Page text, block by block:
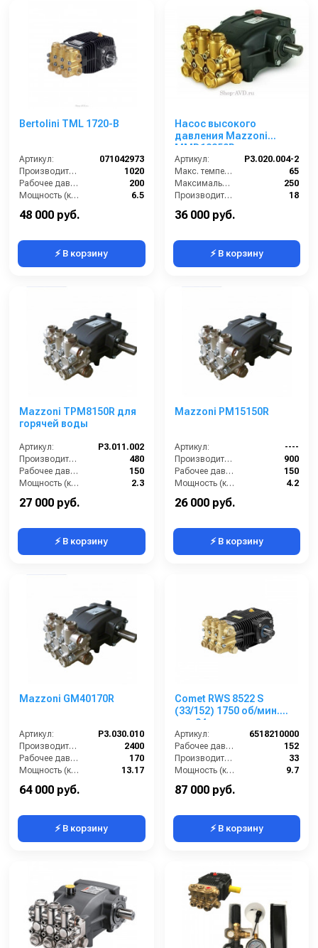
Bertolini TML 1720-B
Артикул:
071042973
Производительность (л/ч):
1020
Рабочее давление (бар):
200
Мощность (кВт):
6.5
48 000 руб.
⚡ В корзину
Насос высокого
давления Mazzoni
MMD18250R
Артикул:
P3.020.004-2
Макс. температура воды (°C):
65
Максимальное давление (бар):
250
Производительность (л/мин):
18
Мощность (кВт):
36 000 руб.
⚡ В корзину
Mazzoni TPM8150R для
горячей воды
Артикул:
P3.011.002
Производительность (л/ч):
480
Рабочее давление (бар):
150
Мощность (кВт):
2.3
27 000 руб.
⚡ В корзину
Mazzoni PM15150R
Артикул:
----
Производительность (л/ч):
900
Рабочее давление (бар):
150
Мощность (кВт):
4.2
26 000 руб.
⚡ В корзину
Mazzoni GM40170R
Артикул:
P3.030.010
Производительность (л/ч):
2400
Рабочее давление (бар):
170
Мощность (кВт):
13.17
64 000 руб.
⚡ В корзину
Comet RWS 8522 S
(33/152) 1750 об/мин.
вал 24мм
Артикул:
6518210000
Рабочее давление (бар):
152
Производительность (л/мин):
33
Мощность (кВт):
9.7
Обороты двигателя (об/мин):
87 000 руб.
⚡ В корзину